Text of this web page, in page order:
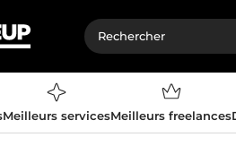
Meilleurs servicesMeilleurs freelances